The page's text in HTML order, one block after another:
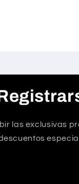
las exclusivas